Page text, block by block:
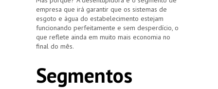
empresa que irá garantir que os sistemas de
esgoto e água do estabelecimento estejam
funcionando perfeitamente e sem desperdício, o
que reflete ainda em muito mais economia no
final do mês.
Segmentos